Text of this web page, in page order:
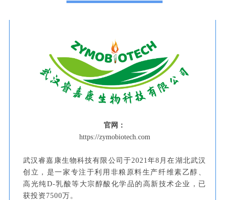
官网：
https://zymobiotech.com
武汉睿嘉康生物科技有限公司于2021年8月在湖北武汉
创立，是一家专注于利用非粮原料生产纤维素乙醇、
高光纯D-乳酸等大宗醇酸化学品的高新技术企业，已
获投资7500万。